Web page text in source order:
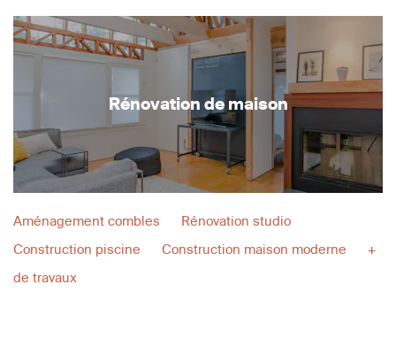
Rénovation de maison
Aménagement combles
Rénovation studio
Construction piscine
Construction maison moderne
+
de travaux